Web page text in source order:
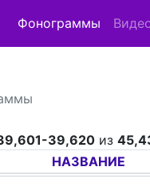
Фонограммы
39,620 из
НАЗВАНИЕ